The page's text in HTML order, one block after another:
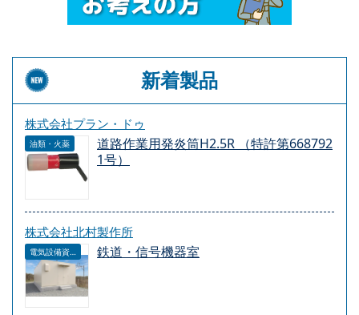
新着製品
株式会社プラン・ドゥ
油類・火薬
道路作業用発炎筒H2.5R （特許第668792
1号）
株式会社北村製作所
電気設備資材 鉄道・信号機器室